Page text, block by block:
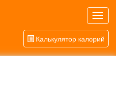
Калькулятор калорий